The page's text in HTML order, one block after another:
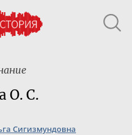
О. С.
Сигизмундовна